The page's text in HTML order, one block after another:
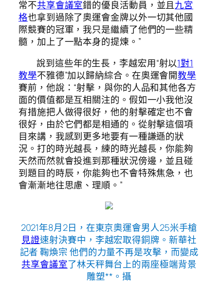
常不共享會議室錯的優良活動員，並且九宮
格也拿到過除了奧運會金牌以外一切其他國
際競賽的冠軍，我只是繼續了他們的一些精
髓，加上了一點本身的提煉。”
說到這些年的生長，李越宏用“射以1對1
教學不雅德”加以歸納綜合。在奧運會開教學
賽前，他說：“射擊，與你的人品和其他各方
面的價值都是互相關注的。假如一小我他沒
有措施把人做得很好，他的射擊確定也不會
很好，由於它們都是相通的。從射擊這個項
目來講，我感到更多地要有一種謙遜的狀
況。打的時光越長，練的時光越長，你能夠
天然而然就會投進到那種狀況傍邊，並且碰
到題目的時辰，你能夠也不會特殊焦急，也
會漸漸地往思慮、理順。”
2021年8月2日，在東京奧運會男人25米手槍
見證速射決賽中，李越宏取得銅牌。新華社
記者 鞠煥宗 他們的力量不再是攻擊，而變成
共享會議室了林天秤舞台上的兩座極端背景
雕塑**。攝